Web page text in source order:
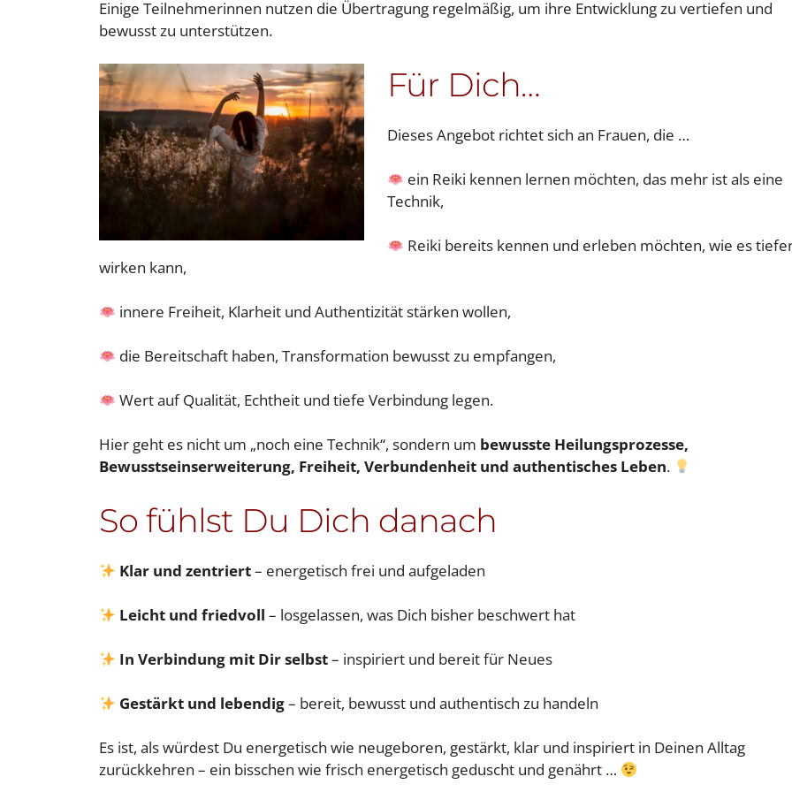
Einige Teilnehmerinnen nutzen die Übertragung regelmäßig, um ihre Entwicklung zu vertiefen und
bewusst zu unterstützen.
Für Dich…
Dieses Angebot richtet sich an Frauen, die …
ein Reiki kennen lernen möchten, das mehr ist als eine
Technik,
Reiki bereits kennen und erleben möchten, wie es
wirken kann,
innere Freiheit, Klarheit und Authentizität stärken wollen,
die Bereitschaft haben, Transformation bewusst zu empfangen,
Wert auf Qualität, Echtheit und tiefe Verbindung legen.
Hier geht es nicht um „noch eine Technik“, sondern um bewusste Heilungsprozesse,
Bewusstseinserweiterung, Freiheit, Verbundenheit und authentisches Leben.
So fühlst Du Dich danach
Klar und zentriert– energetisch frei und aufgeladen
Leicht und friedvoll – losgelassen, was Dich bisher beschwert hat
In Verbindung mit Dir selbst– inspiriert und bereit für Neues
Gestärkt und lebendig– bereit, bewusst und authentisch zu handeln
Es ist, als würdest Du energetisch wie neugeboren, gestärkt, klar und inspiriert in Deinen Alltag
zurückkehren – ein bisschen wie frisch energetisch geduscht und genährt …